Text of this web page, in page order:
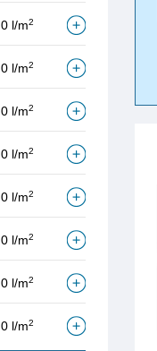
0 l/m2
0 l/m2
0 l/m2
0 l/m2
0 l/m2
0 l/m2
0 l/m2
0 l/m2